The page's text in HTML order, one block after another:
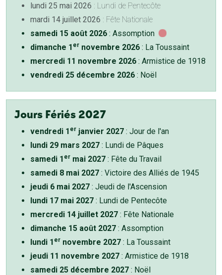
lundi 25 mai 2026 : Lundi de Pentecôte
mardi 14 juillet 2026 : Fête Nationale
samedi 15 août 2026 : Assomption
dimanche 1 er novembre 2026 : La Toussaint
mercredi 11 novembre 2026 : Armistice de 1918
vendredi 25 décembre 2026 : Noël
Jours Fériés 2027
vendredi 1 er janvier 2027 : Jour de l'an
lundi 29 mars 2027 : Lundi de Pâques
samedi 1 er mai 2027 : Fête du Travail
samedi 8 mai 2027 : Victoire des Alliés de 1945
jeudi 6 mai 2027 : Jeudi de l'Ascension
lundi 17 mai 2027 : Lundi de Pentecôte
mercredi 14 juillet 2027 : Fête Nationale
dimanche 15 août 2027 : Assomption
lundi 1 er novembre 2027 : La Toussaint
jeudi 11 novembre 2027 : Armistice de 1918
samedi 25 décembre 2027 : Noël